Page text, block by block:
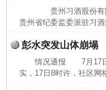
贵州习酒股份有
贵州省纪委监委派驻习
彭水突发山体崩塌
情况通报 7月17日
实，17日8时许，社区网